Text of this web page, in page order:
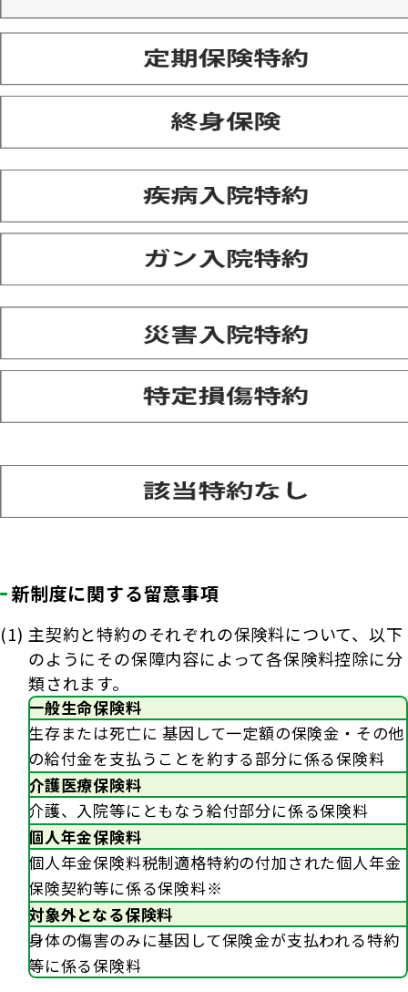
新制度に関する留意事項
(1) 主契約と特約のそれぞれの保険料について、以下
のようにその保障内容によって各保険料控除に分
類されます。
一般生命保険料
生存または死亡に 基因して一定額の保険金・その他
の給付金を支払うことを約する部分に係る保険料
介護医療保険料
介護、入院等にともなう給付部分に係る保険料
個人年金保険料
個人年金保険料税制適格特約の付加された個人年金
保険契約等に係る保険料※
対象外となる保険料
身体の傷害のみに基因して保険金が支払われる特約
等に係る保険料